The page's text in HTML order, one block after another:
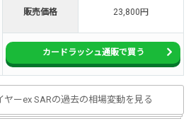
販売価格 23,800円
カードラッシュ通販で買う
ーex SARの過去の相場変動を見る